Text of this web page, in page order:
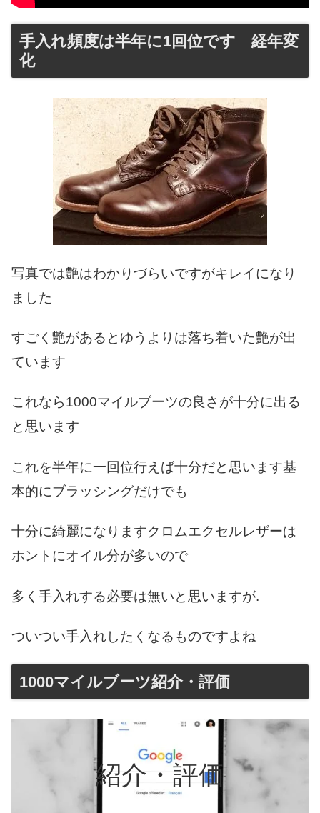
手入れ頻度は半年に1回位です 経年変
化
写真では艶はわかりづらいですがキレイになり
ました
すごく艶があるとゆうよりは落ち着いた艶が出
ています
これなら1000マイルブーツの良さが十分に出る
と思います
これを半年に一回位行えば十分だと思います基
本的にブラッシングだけでも
十分に綺麗になりますクロムエクセルレザーは
ホントにオイル分が多いので
多く手入れする必要は無いと思いますが.
ついつい手入れしたくなるものですよね
1000マイルブーツ紹介・評価
紹介・評価